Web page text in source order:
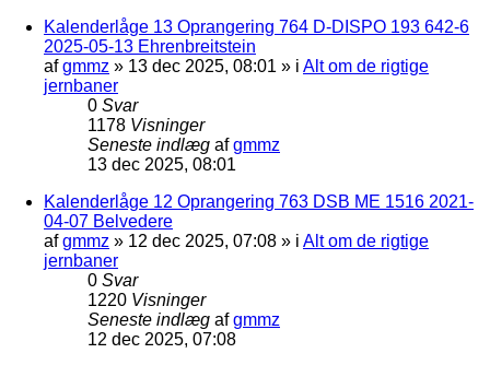
Kalenderlåge 13 Oprangering 764 D-DISPO 193 642-6
2025-05-13 Ehrenbreitstein
afgmmz » 13 dec 2025, 08:01 » i Alt om de rigtige
jernbaner
0 Svar
1178 Visninger
Seneste indlæg afgmmz
13 dec 2025, 08:01
Kalenderlåge 12 Oprangering 763 DSB ME 1516 2021-
04-07 Belvedere
afgmmz » 12 dec 2025, 07:08 » i Alt om de rigtige
jernbaner
0 Svar
1220 Visninger
Seneste indlæg afgmmz
12 dec 2025, 07:08